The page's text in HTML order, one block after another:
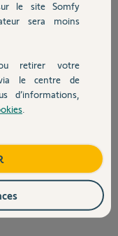
puis relink de
le site Somfy
sera moins
retirer votre
le centre de
d’informations,